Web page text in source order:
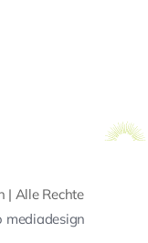
| Alle Rechte
mediadesign